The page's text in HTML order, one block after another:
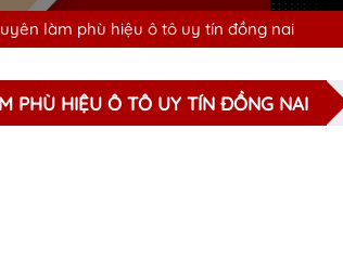
làm phù hiệu ô tô uy tín đồng nai
PHÙ HIỆU Ô TÔ UY TÍN ĐỒNG NAI